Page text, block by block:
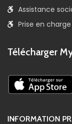
Assistance
Prise en
Télécharger
INFORMATION